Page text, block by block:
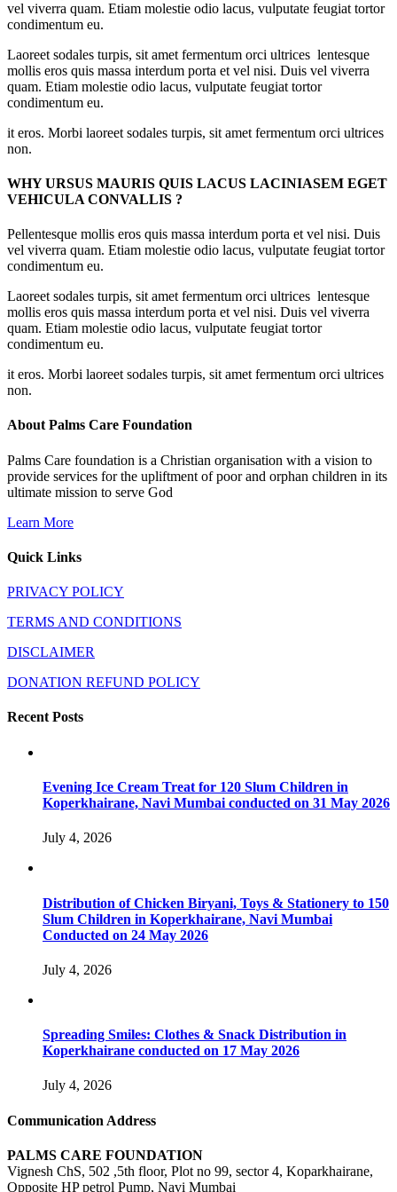
vel viverra quam. Etiam molestie odio lacus, vulputate feugiat tortor
condimentum eu.
Laoreet sodales turpis, sit amet fermentum orci ultrices lentesque
mollis eros quis massa interdum porta et vel nisi. Duis vel viverra
quam. Etiam molestie odio lacus, vulputate feugiat tortor
condimentum eu.
it eros. Morbi laoreet sodales turpis, sit amet fermentum orci ultrices
non.
WHY URSUS MAURIS QUIS LACUS LACINIASEM EGET
VEHICULA CONVALLIS ?
Pellentesque mollis eros quis massa interdum porta et vel nisi. Duis
vel viverra quam. Etiam molestie odio lacus, vulputate feugiat tortor
condimentum eu.
Laoreet sodales turpis, sit amet fermentum orci ultrices lentesque
mollis eros quis massa interdum porta et vel nisi. Duis vel viverra
quam. Etiam molestie odio lacus, vulputate feugiat tortor
condimentum eu.
it eros. Morbi laoreet sodales turpis, sit amet fermentum orci ultrices
non.
About Palms Care Foundation
Palms Care foundation is a Christian organisation with a vision to
provide services for the upliftment of poor and orphan children in its
ultimate mission to serve God
Learn More
Quick Links
PRIVACY POLICY
TERMS AND CONDITIONS
DISCLAIMER
DONATION REFUND POLICY
Recent Posts
Evening Ice Cream Treat for 120 Slum Children in
Koperkhairane, Navi Mumbai conducted on 31 May 2026
July 4, 2026
Distribution of Chicken Biryani, Toys & Stationery to 150
Slum Children in Koperkhairane, Navi Mumbai
Conducted on 24 May 2026
July 4, 2026
Spreading Smiles: Clothes & Snack Distribution in
Koperkhairane conducted on 17 May 2026
July 4, 2026
Communication Address
PALMS CARE FOUNDATION
Vignesh ChS, 502 ,5th floor, Plot no 99, sector 4, Koparkhairane,
Opposite HP petrol Pump, Navi Mumbai